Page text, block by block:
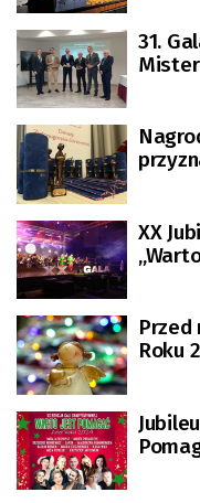
31.
Mister
XX
Przed
Roku